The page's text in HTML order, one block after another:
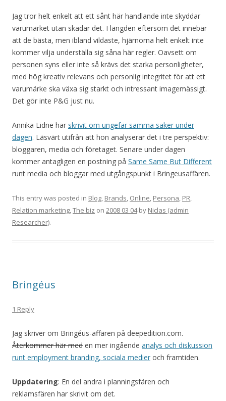
Jag tror helt enkelt att ett sånt här handlande inte skyddar
varumärket utan skadar det. I längden eftersom det innebär
att de bästa, men ibland vildaste, hjärnorna helt enkelt inte
kommer vilja underställa sig såna här regler. Oavsett om
personen syns eller inte så krävs det starka personligheter,
med hög kreativ relevans och personlig integritet för att ett
varumärke ska växa sig starkt och intressant imagemässigt.
Det gör inte P&G just nu.
Annika Lidne har skrivit om ungefär samma saker under
dagen. Läsvärt utifrån att hon analyserar det i tre perspektiv:
bloggaren, media och företaget. Senare under dagen
kommer antagligen en postning på Same Same But Different
runt media och bloggar med utgångspunkt i Bringeusaffären.
This entry was posted in Blog, Brands, Online, Persona, PR,
Relation marketing,The biz on 2008 03 04by Niclas (admin
Researcher).
Bringéus
1 Reply
Jag skriver om Bringéus-affären på deepedition.com.
Återkommer här med en mer ingående analys och diskussion
runt employment branding, sociala medier och framtiden.
Uppdatering: En del andra i planningsfären och
reklamsfären har skrivit om det.